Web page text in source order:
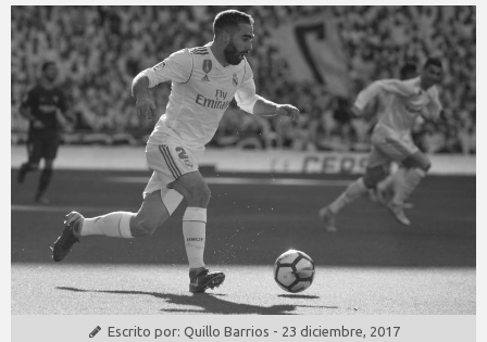
Escrito por: Quillo Barrios - 23 diciembre, 2017